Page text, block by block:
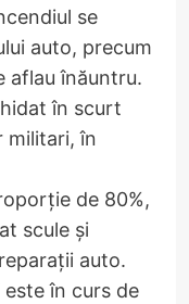
se
auto, precum
aflau înăuntru.
în scurt
militari, în
de 80%,
scule și
auto.
în curs de